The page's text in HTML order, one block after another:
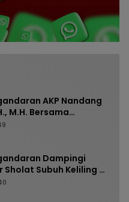
AKP Nandang
M.H. Bersama
Kebakaran Ruko
Dampingi
Sholat Subuh Keliling di
Pererat